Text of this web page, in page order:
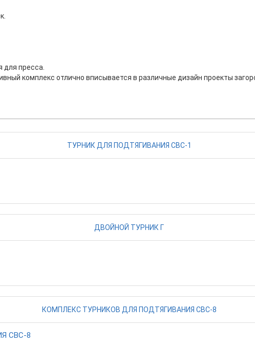
пресса.
комплекс отлично вписывается в различные дизайн проекты
СВС-8